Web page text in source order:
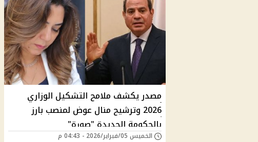
مصدر يكشف ملامح التشكيل الوزاري
2026 وترشيح منال عوض لمنصب بارز
بالحكومة الجديدة "صورة"
الخميس 05/فبراير/2026 - 04:43 م